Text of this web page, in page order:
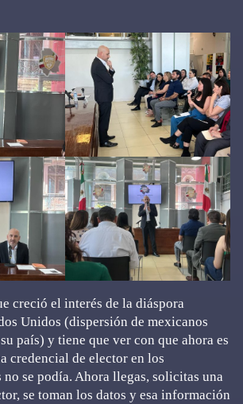
creció el interés de la diáspora
Unidos (dispersión de mexicanos
país) y tiene que ver con que ahora es
credencial de elector en los
no se podía. Ahora llegas, solicitas una
se toman los datos y esa información